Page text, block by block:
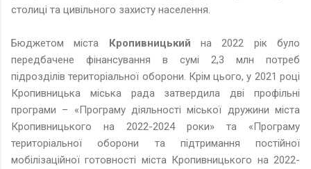
столиці та цивільного захисту населення.
Бюджетом міста Кропивницький на 2022 рік було
передбачене фінансування в сумі 2,3 млн потреб
підрозділів територіальної оборони. Крім цього, у 2021 році
Кропивницька міська рада затвердила дві профільні
програми – «Програму діяльності міської дружини міста
Кропивницького на 2022-2024 роки» та «Програму
територіальної оборони та підтримання постійної
мобілізаційної готовності міста Кропивницького на 2022-